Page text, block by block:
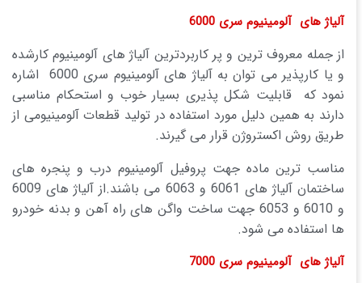
آلیاژ های آلومینیوم سری 6000
از جمله معروف ترین و پر کاربردترین آلیاژ های آلومینیوم کارشده
و یا کارپذیر می توان به آلیاژ های آلومینیوم سری 6000 اشاره
نمود که قابلیت شکل پذیری بسیار خوب و استحکام مناسبی
دارند به همین دلیل مورد استفاده در تولید قطعات آلومینیومی از
طریق روش اکستروژن قرار می گیرند.
مناسب ترین ماده جهت پروفیل آلومینیوم درب و پنجره های
ساختمان آلیاژ های 6061 و 6063 می باشند.از آلیاژ های 6009
و 6010 و 6053 جهت ساخت واگن های راه آهن و بدنه خودرو
ها استفاده می شود.
آلیاژ های آلومینیوم سری 7000